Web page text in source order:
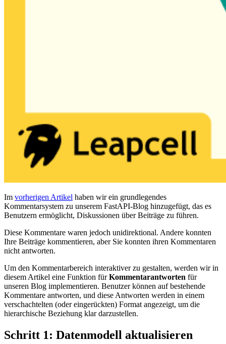
Im vorherigen Artikel haben wir ein grundlegendes
Kommentarsystem zu unserem FastAPI-Blog hinzugefügt, das es
Benutzern ermöglicht, Diskussionen über Beiträge zu führen.
Diese Kommentare waren jedoch unidirektional. Andere konnten
Ihre Beiträge kommentieren, aber Sie konnten ihren Kommentaren
nicht antworten.
Um den Kommentarbereich interaktiver zu gestalten, werden wir in
diesem Artikel eine Funktion fürKommentarantworten für
unseren Blog implementieren. Benutzer können auf bestehende
Kommentare antworten, und diese Antworten werden in einem
verschachtelten (oder eingerückten) Format angezeigt, um die
hierarchische Beziehung klar darzustellen.
Schritt 1: Datenmodell aktualisieren